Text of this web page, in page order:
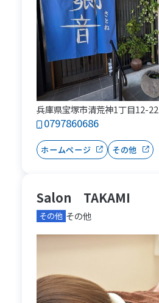
兵庫県宝塚市清荒神1丁目12-22
0797860686
ホームページ その他
Salon TAKAMI
その他 その他